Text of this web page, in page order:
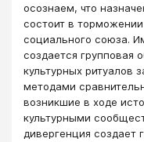
осознаем, что
состоит в
социального союза.
создается групповая
культурных ритуалов
методами
возникшие в ходе
культурными
дивергенция